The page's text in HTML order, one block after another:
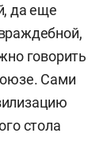
да еще
говорить
Сами
стола